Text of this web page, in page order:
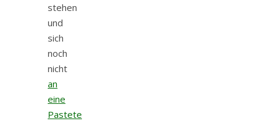
stehen
und
sich
noch
nicht
an
eine
Pastete